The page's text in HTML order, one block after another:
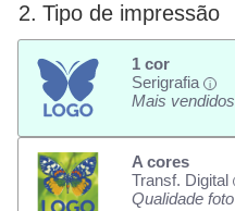
2. Tipo de impressão
1 cor
Serigrafia
i
Mais vendidos
A cores
Transf. Digital
Qualidade foto